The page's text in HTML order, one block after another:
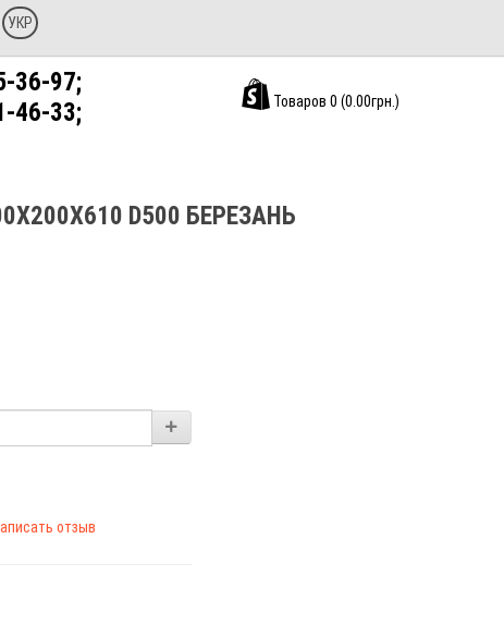
УКР
36-97;
46-33;
Товаров 0 (0.00грн.)
D500 БЕРЕЗАНЬ
отзыв